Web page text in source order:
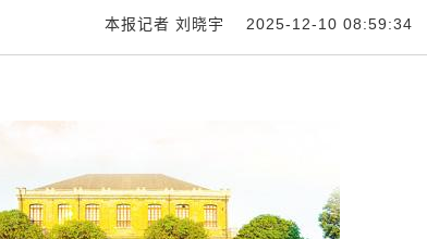
本报记者 刘晓宇 2025-12-10 08:59:34